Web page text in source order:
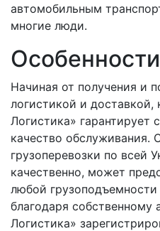
автомобильным
многие люди.
Начиная от получения и
логистикой и
Логистика» гарантирует
качество обслуживания.
грузоперевозки по всей
качественно, может
любой
благодаря собственному
Логистика»